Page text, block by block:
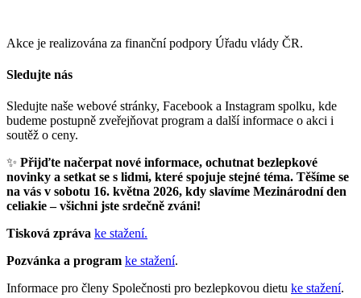
Akce je realizována za finanční podpory Úřadu vlády ČR.
Sledujte nás
Sledujte naše webové stránky, Facebook a Instagram spolku, kde
budeme postupně zveřejňovat program a další informace o akci i
soutěž o ceny.
✨ Přijďte načerpat nové informace, ochutnat bezlepkové
novinky a setkat se s lidmi, které spojuje stejné téma. Těšíme se
na vás v sobotu 16. května 2026, kdy slavíme Mezinárodní den
celiakie – všichni jste srdečně zváni!
Tisková zpráva ke stažení.
Pozvánka a program ke stažení.
Informace pro členy Společnosti pro bezlepkovou dietu ke stažení.